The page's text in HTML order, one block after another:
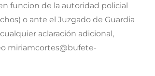
funcion de la autoridad policial
o ante el Juzgado de Guardia
aclaración adicional,
miriamcortes@bufete-